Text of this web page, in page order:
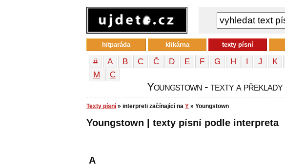
# A B C Č D E F G H I J K
М
С
Youngstown - texty a překlady
Texty písní » interpreti začínající na Y » Youngstown
Youngstown | texty písní podle interpreta
A
hitparáda klikárna texty písní